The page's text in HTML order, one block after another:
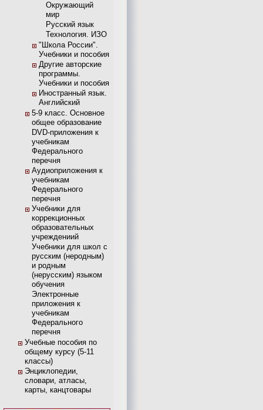
Окружающий
мир
Русский язык
Технология. ИЗО
"Школа России".
Учебники и пособия
Другие авторские
программы.
Учебники и пособия
Иностранный язык.
Английский
5-9 класс. Основное
общее образование
DVD-приложения к
учебникам
Федерального
перечня
Аудиоприложения к
учебникам
Федерального
перечня
Учебники для
коррекционных
образовательных
учреждениий
Учебники для школ с
русским (неродным)
и родным
(нерусским) языком
обучения
Электронные
приложения к
учебникам
Федерального
перечня
Учебные пособия по
общему курсу (5-11
классы)
Энциклопедии,
словари, атласы,
карты, канцтовары